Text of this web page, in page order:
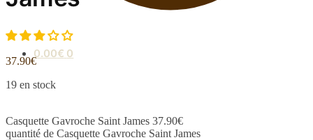
0.00€ 0
37.90€
19 en stock
Casquette Gavroche Saint James 37.90€
quantité de Casquette Gavroche Saint James